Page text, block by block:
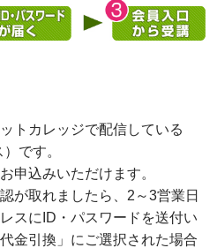
トカレッジで配信している
です。
申込みいただけます。
が取れましたら、2～3営業日
スにID・パスワードを送付い
金引換」にご選択された場合